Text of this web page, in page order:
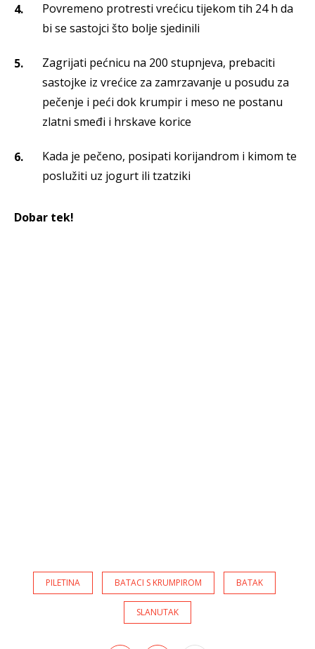
Povremeno protresti vrećicu tijekom tih 24 h da
bi se sastojci što bolje sjedinili
Zagrijati pećnicu na 200 stupnjeva, prebaciti
sastojke iz vrećice za zamrzavanje u posudu za
pečenje i peći dok krumpir i meso ne postanu
zlatni smeđi i hrskave korice
Kada je pečeno, posipati korijandrom i kimom te
poslužiti uz jogurt ili tzatziki
Dobar tek!
PILETINA BATACI S KRUMPIROM BATAK
SLANUTAK